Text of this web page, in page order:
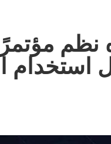
نظم
استخدام